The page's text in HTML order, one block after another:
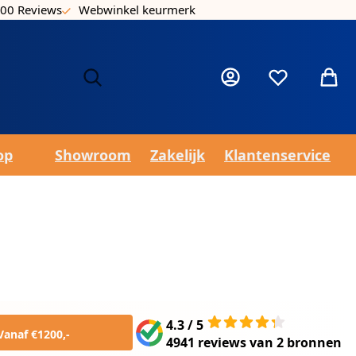
Reviews Webwinkel keurmerk
Mijn accountVerlanglijst
Showroom Zakelijk Klantenservice
€1200,-
4.3 / 5
4941 reviewsvan 2 bronnen